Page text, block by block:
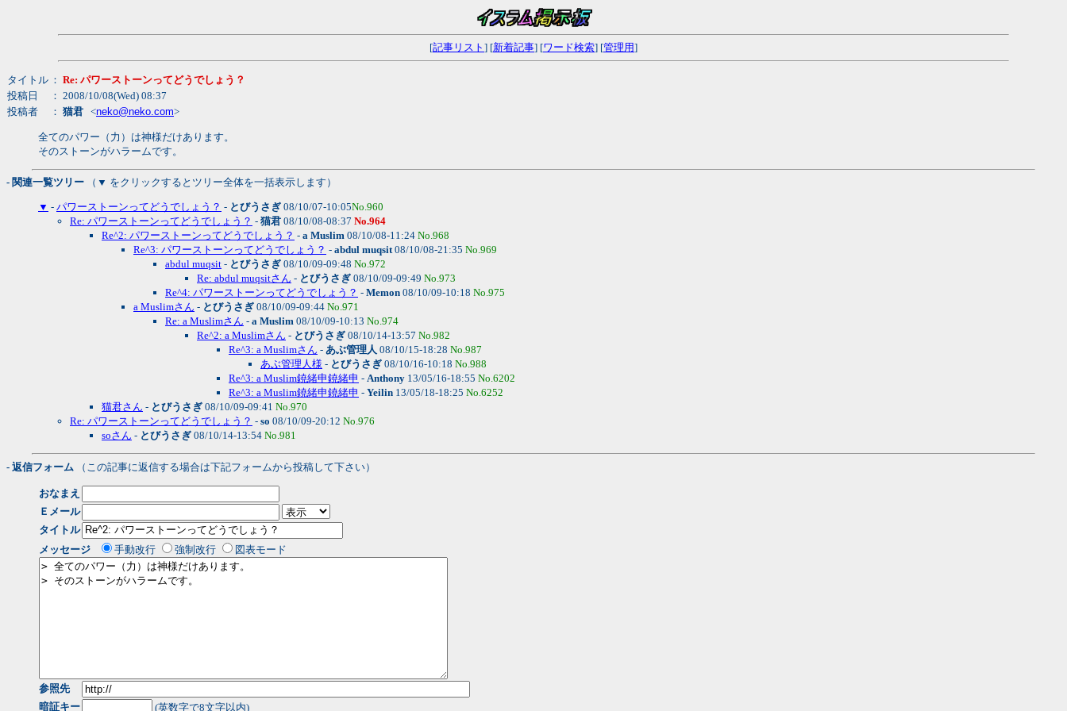
[記事リスト ] [新着記事] [ワード検索] [管理用]
タイトル ： Re: パワーストーンってどうでしょう？
投稿日
： 2008/10/08(Wed) 08:37
投稿者
： 猫君 <neko@neko.com>
全てのパワー（力）は神様だけあります。
そのストーンがハラームです。
- 関連一覧ツリー （▼ をクリックするとツリー全体を一括表示します）
▼ - パワーストーンってどうでしょう？ - とびうさぎ 08/10/07-10:05No.960
Re: パワーストーンってどうでしょう？ - 猫君 08/10/08-08:37 No.964
Re^2: パワーストーンってどうでしょう？ - a Muslim 08/10/08-11:24 No.968
Re^3: パワーストーンってどうでしょう？ - abdul muqsit08/10/08-21:35 No.969
abdul muqsit - とびうさぎ 08/10/09-09:48 No.972
Re: abdul muqsitさん - とびうさぎ 08/10/09-09:49 No.973
Re^4: パワーストーンってどうでしょう？ - Memon 08/10/09-10:18 No.975
a Muslimさん - とびうさぎ 08/10/09-09:44 No.971
Re: a Muslimさん - a Muslim 08/10/09-10:13 No.974
Re^2: a Muslimさん - とびうさぎ 08/10/14-13:57 No.982
Re^3: a Muslimさん - あぶ管理人 08/10/15-18:28 No.987
あぶ管理人様 - とびうさぎ 08/10/16-10:18 No.988
Re^3: a Muslim鐃緒申鐃緒申 - Anthony 13/05/16-18:55 No.6202
Re^3: a Muslim鐃緒申鐃緒申 - Yeilin 13/05/18-18:25 No.6252
猫君さん - とびうさぎ 08/10/09-09:41 No.970
Re: パワーストーンってどうでしょう？ - so 08/10/09-20:12 No.976
soさん - とびうさぎ 08/10/14-13:54 No.981
- 返信フォーム （この記事に返信する場合は下記フォームから投稿して下さい）
おなまえ
Ｅメール
タイトル
メッセージ
手動改行 強制改行 図表モード
参照先
暗証キー
(英数字で8文字以内)